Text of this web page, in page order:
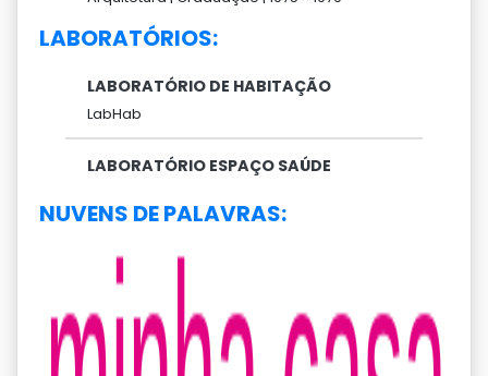
LABORATÓRIOS:
LABORATÓRIO DE HABITAÇÃO
LabHab
LABORATÓRIO ESPAÇO SAÚDE
NUVENS DE PALAVRAS: